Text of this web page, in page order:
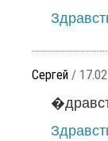
Сергей /